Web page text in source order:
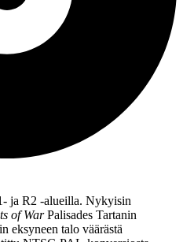
ja R2 ‑alueilla. Nykyisin
of WarPalisades Tartanin
eksyneen talo väärästä